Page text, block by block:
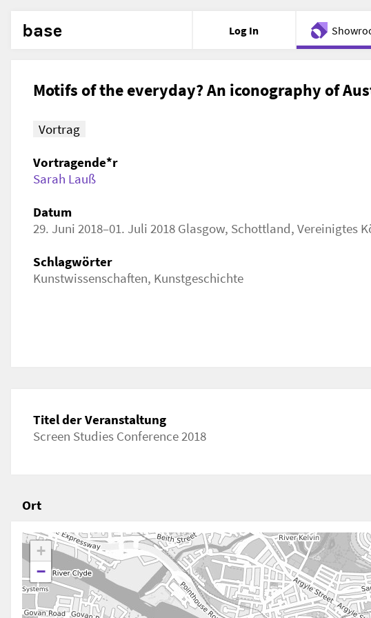
base Log In
Motifs of the everyday? An iconography of
Vortrag
Vortragende*r
Sarah Lauß
Datum
29. Juni 2018–01. Juli 2018 Glasgow, Schottland, Vereinigtes
Schlagwörter
Kunstwissenschaften, Kunstgeschichte
Titel der Veranstaltung
Screen Studies Conference 2018
Ort
+
−